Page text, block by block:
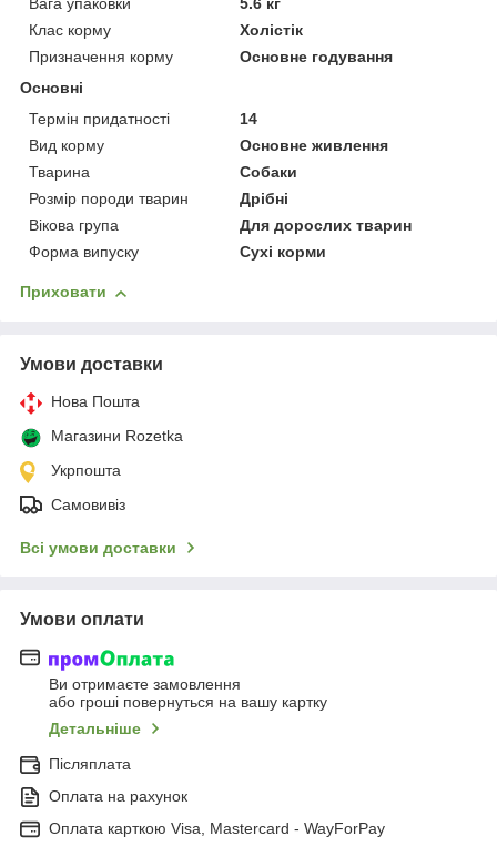
Вага упаковки
5.6 кг
Клас корму
Холістік
Призначення корму
Основне годування
Основні
Термін придатності
14
Вид корму
Основне живлення
Тварина
Собаки
Розмір породи тварин
Дрібні
Вікова група
Для дорослих тварин
Форма випуску
Сухі корми
Приховати
Умови доставки
Нова Пошта
Магазини Rozetka
Укрпошта
Самовивіз
Всі умови доставки
Умови оплати
Ви отримаєте замовлення
або гроші повернуться на вашу картку
Детальніше
Післяплата
Оплата на рахунок
Оплата карткою Visa, Mastercard - WayForPay